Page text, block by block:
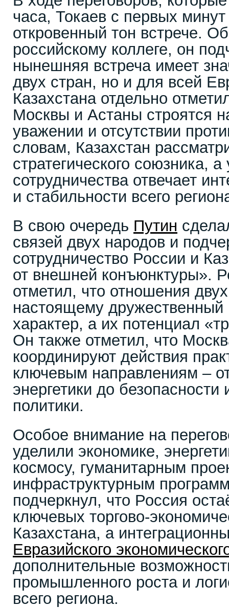
часа, Токаев с первых
откровенный тон встрече.
российскому коллеге, он
нынешняя встреча имеет
двух стран, но и для всей
Казахстана отдельно
Москвы и Астаны строятся
уважении и отсутствии
словам, Казахстан
стратегического союзника,
сотрудничества отвечает
и стабильности всего
В свою очередь Путин
связей двух народов и
сотрудничество России и
от внешней конъюнктуры».
отметил, что отношения
настоящему дружественный
характер, а их потенциал
Он также отметил, что
координируют действия
ключевым направлениям –
энергетики до безопасности
политики.
Особое внимание на
уделили экономике,
космосу, гуманитарным
инфраструктурным
подчеркнул, что Россия
ключевых торгово-
Казахстана, а
Евразийского
дополнительные
промышленного роста и
всего региона.